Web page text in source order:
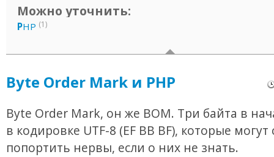
Можно уточнить:
PHP (1)
Byte Order Mark и PHP
Byte Order Mark, он же BOM. Три байта в
в кодировке UTF-8 (EF BB BF), которые
попортить нервы, если о них не знать.